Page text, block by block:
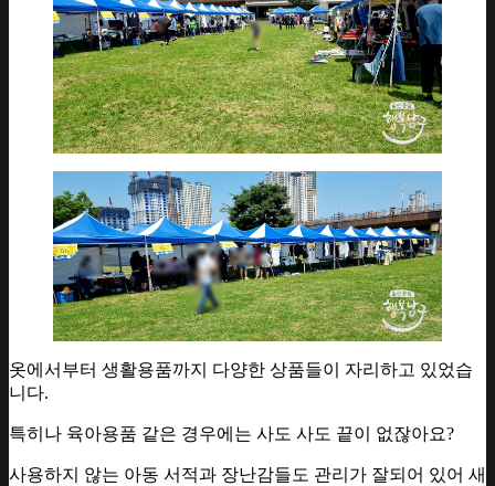
옷에서부터 생활용품까지 다양한 상품들이 자리하고 있었습
니다.
특히나 육아용품 같은 경우에는 사도 사도 끝이 없잖아요?
사용하지 않는 아동 서적과 장난감들도 관리가 잘되어 있어 새